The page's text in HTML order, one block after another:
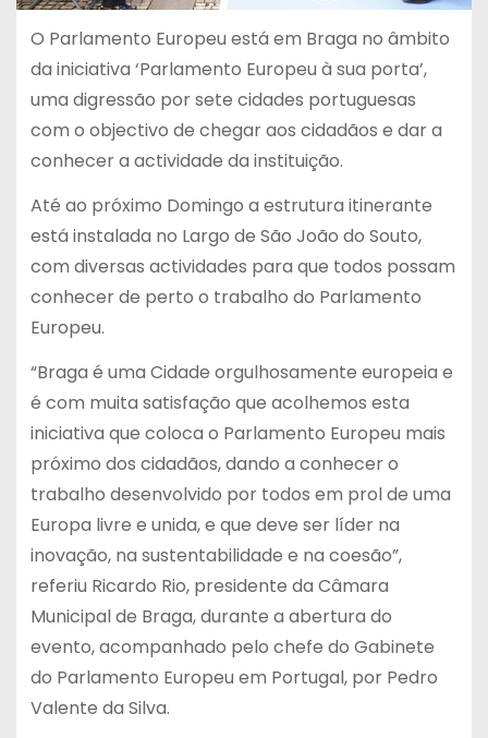
O Parlamento Europeu está em Braga no âmbito
da iniciativa ‘Parlamento Europeu à sua porta’,
uma digressão por sete cidades portuguesas
com o objectivo de chegar aos cidadãos e dar a
conhecer a actividade da instituição.
Até ao próximo Domingo a estrutura itinerante
está instalada no Largo de São João do Souto,
com diversas actividades para que todos possam
conhecer de perto o trabalho do Parlamento
Europeu.
“Braga é uma Cidade orgulhosamente europeia e
é com muita satisfação que acolhemos esta
iniciativa que coloca o Parlamento Europeu mais
próximo dos cidadãos, dando a conhecer o
trabalho desenvolvido por todos em prol de uma
Europa livre e unida, e que deve ser líder na
inovação, na sustentabilidade e na coesão”,
referiu Ricardo Rio, presidente da Câmara
Municipal de Braga, durante a abertura do
evento, acompanhado pelo chefe do Gabinete
do Parlamento Europeu em Portugal, por Pedro
Valente da Silva.